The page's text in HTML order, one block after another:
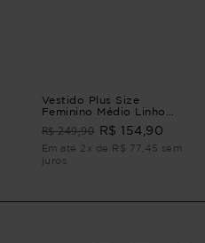
Vestido Plus Size
Feminino Médio Linho
R$ 249,90 R$ 154,90
Em até 2x de R$ 77,45 sem
juros